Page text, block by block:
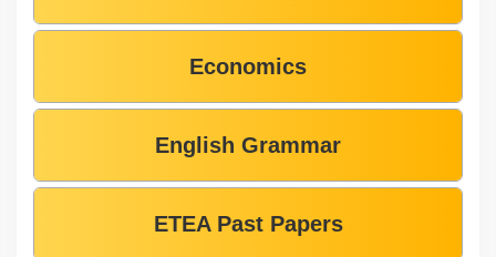
Economics
English Grammar
ETEA Past Papers